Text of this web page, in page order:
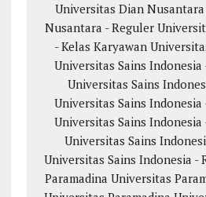
Universitas Dian Nusantara
Nusantara - Reguler
- Kelas Karyawan
Universitas Sains Indonesia
Universitas Sains
Universitas Sains Indonesia
Universitas Sains Indonesia
Universitas Sains
Universitas Sains Indonesia -
Paramadina Universitas